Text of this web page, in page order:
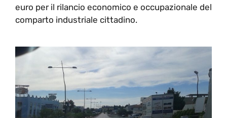
euro per il rilancio economico e occupazionale del
comparto industriale cittadino.